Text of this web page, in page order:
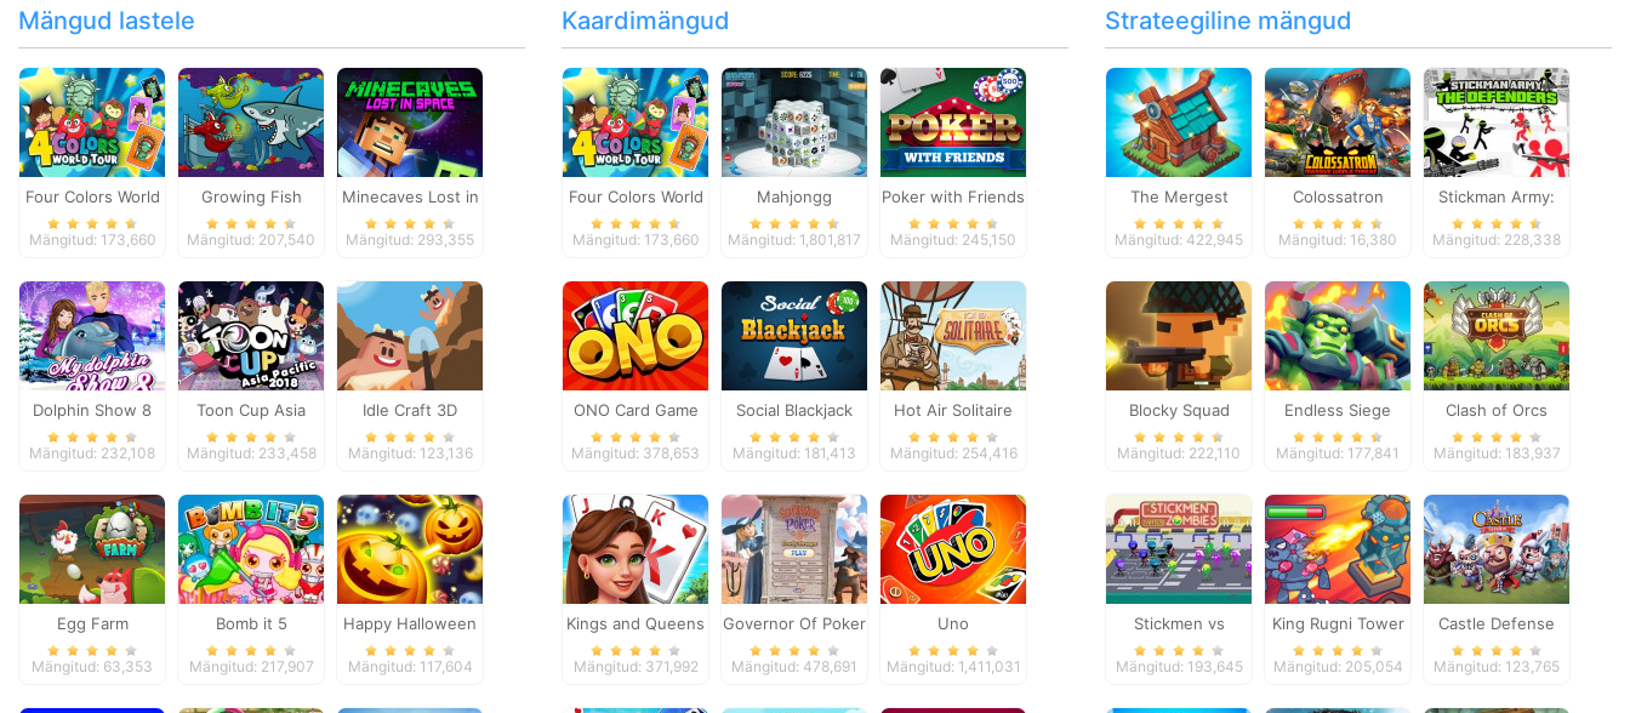
Mängud lastele
Four Colors World
Tour
Mängitud: 173,660
Growing Fish
Mängitud: 207,540
Minecaves Lost in
Space
Mängitud: 293,355
Dolphin Show 8
Mängitud: 232,108
Toon Cup Asia
Pacific 2018
Mängitud: 233,458
Idle Craft 3D
Mängitud: 123,136
Egg Farm
Mängitud: 63,353
Bomb it 5
Mängitud: 217,907
Happy Halloween
Mängitud: 117,604
Kaardimängud
Four Colors World
Tour
Mängitud: 173,660
Mahjongg
Dimensions
Mängitud: 1,801,817
Poker with Friends
Mängitud: 245,150
ONO Card Game
Mängitud: 378,653
Social Blackjack
Mängitud: 181,413
Hot Air Solitaire
Mängitud: 254,416
Kings and Queens
Solitaire Tripeaks
Mängitud: 371,992
Governor Of Poker
2
Mängitud: 478,691
Uno
Mängitud: 1,411,031
Strateegiline mängud
The Mergest
Kingdom
Mängitud: 422,945
Colossatron
Mängitud: 16,380
Stickman Army:
The Defenders
Mängitud: 228,338
Blocky Squad
Mängitud: 222,110
Endless Siege
Mängitud: 177,841
Clash of Orcs
Mängitud: 183,937
Stickmen vs
Zombies
Mängitud: 193,645
King Rugni Tower
Defense
Mängitud: 205,054
Castle Defense
Mängitud: 123,765